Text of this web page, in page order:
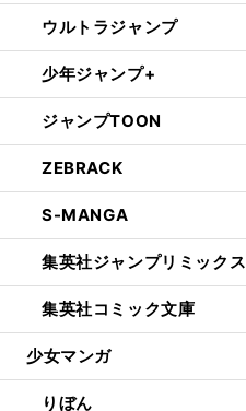
ウルトラジャンプ
少年ジャンプ+
ジャンプTOON
ZEBRACK
S-MANGA
集英社ジャンプリミックス
集英社コミック文庫
少女マンガ
りぼん